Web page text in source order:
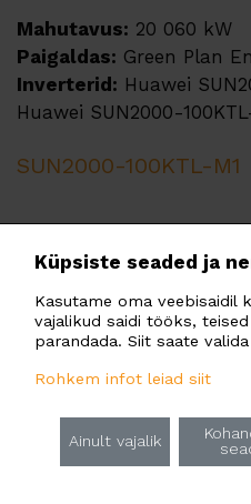
Mahutavus: 20 060 kW
Paigaldas: Green Plan
Inverterid: Huawei
Huawei SUN2000-
SUN2000-100KTL-M1
Küpsiste seaded ja
Kasutame oma veebisaidil
vajalikud saidi tööks,
parandada. Siit saate
Rohkem infot leiad siit
Ainult vajalik